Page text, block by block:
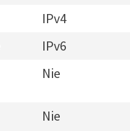
IPv4
IPv6
Nie
Nie